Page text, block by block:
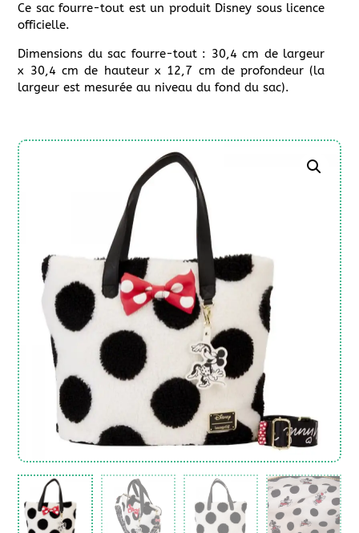
Ce sac fourre-tout est un produit Disney sous licence
officielle.
Dimensions du sac fourre-tout : 30,4 cm de largeur
x 30,4 cm de hauteur x 12,7 cm de profondeur (la
largeur est mesurée au niveau du fond du sac).